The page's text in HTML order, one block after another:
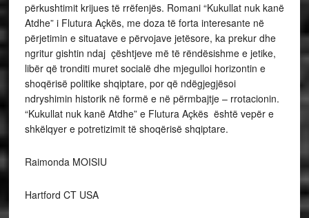
përkushtimit krijues të rrëfenjës. Romani “Kukullat nuk kanë
Atdhe” i Flutura Açkës, me doza të forta interesante në
përjetimin e situatave e përvojave jetësore, ka prekur dhe
ngritur gishtin ndaj çështjeve më të rëndësishme e jetike,
libër që tronditi muret socialë dhe mjegulloi horizontin e
shoqërisë politike shqiptare, por që ndëgjegjësoi
ndryshimin historik në formë e në përmbajtje – rrotacionin.
“Kukullat nuk kanë Atdhe” e Flutura Açkës është vepër e
shkëlqyer e potretizimit të shoqërisë shqiptare.
Raimonda MOISIU
Hartford CT USA